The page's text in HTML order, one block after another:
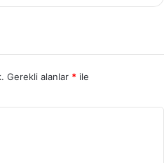
Gerekli alanlar * ile